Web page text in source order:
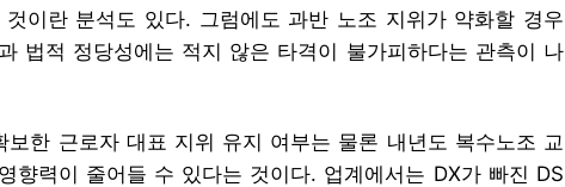
이란 분석도 있다. 그럼에도 과반 노조 지위가 약화할 경우
법적 정당성에는 적지 않은 타격이 불가피하다는 관측이 나
보한 근로자 대표 지위 유지 여부는 물론 내년도 복수노조 교
향력이 줄어들 수 있다는 것이다. 업계에서는 DX가 빠진 DS